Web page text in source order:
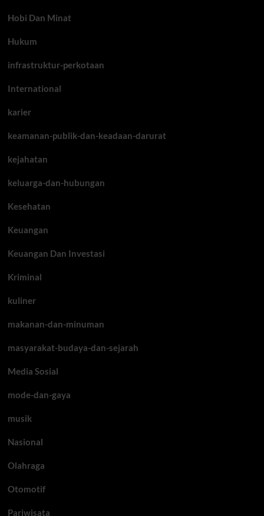
Hobi Dan Minat
Hukum
infrastruktur-perkotaan
International
karier
keamanan-publik-dan-keadaan-darurat
kejahatan
keluarga-dan-hubungan
Kesehatan
Keuangan
Keuangan Dan Investasi
Kriminal
kuliner
makanan-dan-minuman
masyarakat-budaya-dan-sejarah
Media Sosial
mode-dan-gaya
musik
Nasional
Olahraga
Otomotif
Pariwisata